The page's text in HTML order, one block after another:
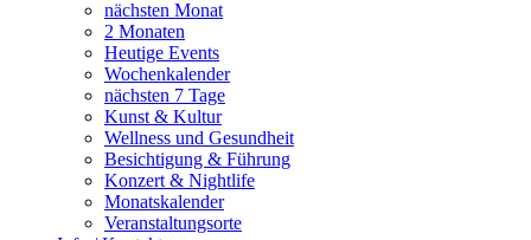
nächsten Monat
2 Monaten
Heutige Events
Wochenkalender
nächsten 7 Tage
Kunst & Kultur
Wellness und Gesundheit
Besichtigung & Führung
Konzert & Nightlife
Monatskalender
Veranstaltungsorte